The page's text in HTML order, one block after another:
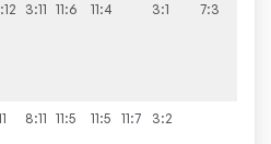
3:11 11:6 11:4 3:1 7:3
8:11 11:5 11:5 11:7 3:2